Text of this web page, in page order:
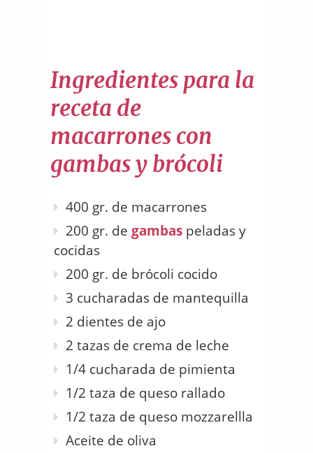
Ingredientes para la
receta de
macarrones con
gambas y brócoli
400 gr. de macarrones
200 gr. de gambas peladas y
cocidas
200 gr. de brócoli cocido
3 cucharadas de mantequilla
2 dientes de ajo
2 tazas de crema de leche
1/4 cucharada de pimienta
1/2 taza de queso rallado
1/2 taza de queso mozzarellla
Aceite de oliva